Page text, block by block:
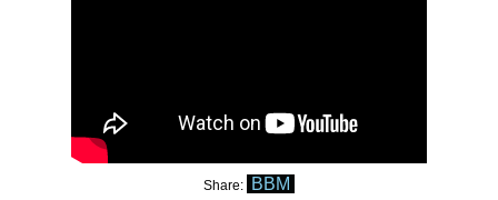
Share: BBM